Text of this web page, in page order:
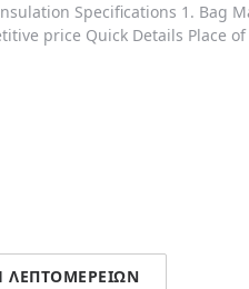
Specifications 1. Bag
price Quick Details Place
ΛΕΠΤΟΜΕΡΕΙΏΝ